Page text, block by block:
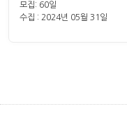
모집: 60일
수집 : 2024년 05월 31일